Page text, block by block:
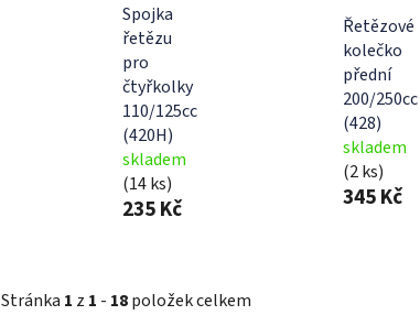
Spojka
řetězu
pro
čtyřkolky
110/125cc
(420H)
skladem
(14 ks)
235 Kč
Řetězové
kolečko
přední
200/250cc
(428)
skladem
(2 ks)
345 Kč
Stránka 1 z 1 - 18položek celkem